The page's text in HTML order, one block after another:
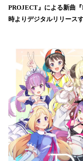
を
読
で
PROJECT』による新曲
時よりデジタルリリース